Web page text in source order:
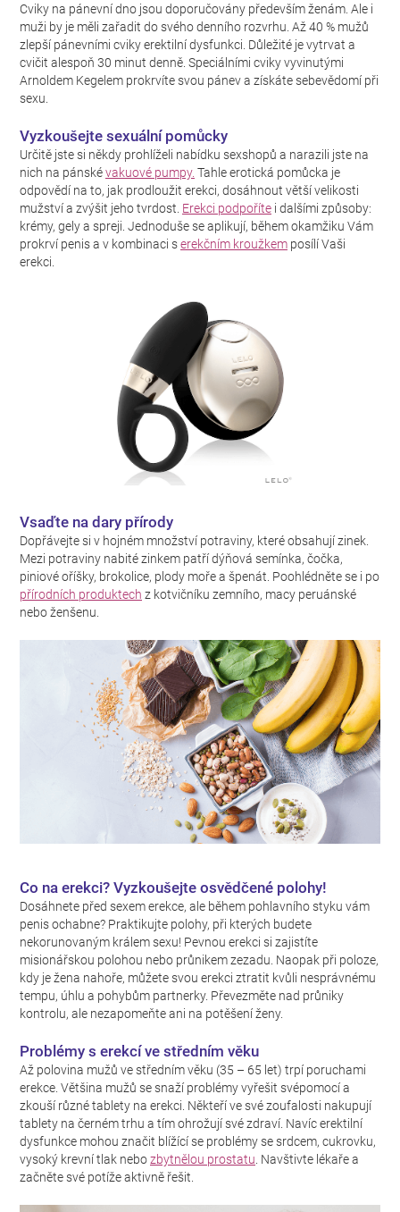
Cviky na pánevní dno jsou doporučovány především ženám. Ale i
muži by je měli zařadit do svého denního rozvrhu. Až 40 % mužů
zlepší pánevními cviky erektilní dysfunkci. Důležité je vytrvat a
cvičit alespoň 30 minut denně. Speciálními cviky vyvinutými
Arnoldem Kegelem prokrvíte svou pánev a získáte sebevědomí při
sexu.
Vyzkoušejte sexuální pomůcky
Určitě jste si někdy prohlíželi nabídku sexshopů a narazili jste na
nich na pánskévakuové pumpy. Tahle erotická pomůcka je
odpovědí na to, jak prodloužit erekci, dosáhnout větší velikosti
mužství a zvýšit jeho tvrdost. Erekci podpoříte i dalšími způsoby:
krémy, gely a spreji. Jednoduše se aplikují, během okamžiku Vám
prokrví penis a v kombinaci serekčním kroužkem posílí Vaši
erekci.
Vsaďte na dary přírody
Dopřávejte si v hojném množství potraviny, které obsahují zinek.
Mezi potraviny nabité zinkem patří dýňová semínka, čočka,
piniové oříšky, brokolice, plody moře a špenát. Poohlédněte se i po
přírodních produktech z kotvičníku zemního, macy peruánské
nebo ženšenu.
Co na erekci? Vyzkoušejte osvědčené polohy!
Dosáhnete před sexem erekce, ale během pohlavního styku vám
penis ochabne? Praktikujte polohy, při kterých budete
nekorunovaným králem sexu! Pevnou erekci si zajistíte
misionářskou polohou nebo průnikem zezadu. Naopak při poloze,
kdy je žena nahoře, můžete svou erekci ztratit kvůli nesprávnému
tempu, úhlu a pohybům partnerky. Převezměte nad průniky
kontrolu, ale nezapomeňte ani na potěšení ženy.
Problémy s erekcí ve středním věku
Až polovina mužů ve středním věku (35 – 65 let) trpí poruchami
erekce. Většina mužů se snaží problémy vyřešit svépomocí a
zkouší různé tablety na erekci. Někteří ve své zoufalosti nakupují
tablety na černém trhu a tím ohrožují své zdraví. Navíc erektilní
dysfunkce mohou značit blížící se problémy se srdcem, cukrovku,
vysoký krevní tlak nebozbytnělou prostatu. Navštivte lékaře a
začněte své potíže aktivně řešit.